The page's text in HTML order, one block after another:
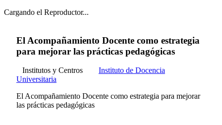
Cargando el Reproductor...
El Acompañamiento Docente como estrategia
para mejorar las prácticas pedagógicas
Institutos y Centros
Instituto de Docencia
Universitaria
El Acompañamiento Docente como estrategia para mejorar
las prácticas pedagógicas